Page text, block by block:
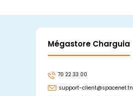
Mégastore Charguia
70 22 33 00
support-client@spacenet.tn